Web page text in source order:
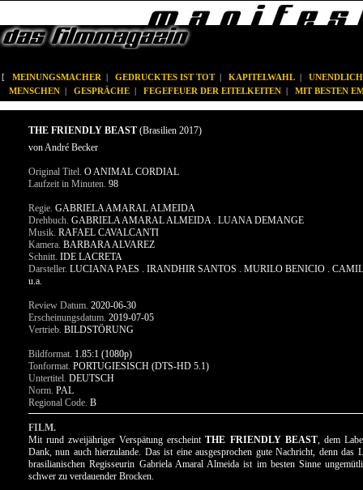
[ MEINUNGSMACHER | GEDRUCKTES IST TOT| KAPITELWAHL |
MENSCHEN | GESPRÄCHE | FEGEFEUER DER EITELKEITEN | MIT BESTEN
THE FRIENDLY BEAST (Brasilien 2017)
von André Becker
Original Titel. O ANIMAL CORDIAL
Laufzeit in Minuten. 98
Regie. GABRIELA AMARAL ALMEIDA
Drehbuch. GABRIELA AMARAL ALMEIDA . LUANA DEMANGE
Musik. RAFAEL CAVALCANTI
Kamera. BARBARA ALVAREZ
Schnitt. IDE LACRETA
Darsteller. LUCIANA PAES . IRANDHIR SANTOS . MURILO BENICIO .
u.a.
Review Datum. 2020-06-30
Erscheinungsdatum. 2019-07-05
Vertrieb. BILDSTÖRUNG
Bildformat. 1.85:1 (1080p)
Tonformat. PORTUGIESISCH (DTS-HD 5.1)
Untertitel. DEUTSCH
Norm. PAL
Regional Code. B
FILM.
Mit rund zweijähriger Verspätung erscheintTHE FRIENDLY BEAST, dem
Dank, nun auch hierzulande. Das ist eine ausgesprochen gute Nachricht, denn das
brasilianischen Regisseurin Gabriela Amaral Almeida ist im besten Sinne
schwer zu verdauender Brocken.